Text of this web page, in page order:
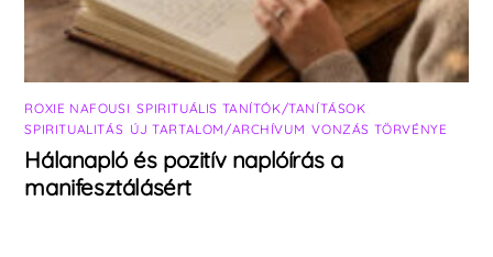
ROXIE NAFOUSI ,SPIRITUÁLIS TANÍTÓK/TANÍTÁSOK
SPIRITUALITÁS ÚJ TARTALOM/ARCHÍVUM ,VONZÁS TÖRVÉNYE
Hálanapló és pozitív naplóírás a
manifesztálásért